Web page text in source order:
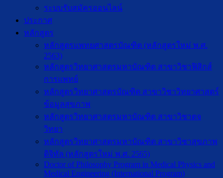
ระบบรับสมัครออนไลน์
ประกาศ
หลักสูตร
หลักสูตรแพทยศาสตรบัณฑิต (หลักสูตรใหม่ พ.ศ.
2563)
หลักสูตรวิทยาศาสตรมหาบัณฑิต สาขาวิชาฟิสิกส์
การแพทย์
หลักสูตรวิทยาศาสตรบัณฑิต สาขาวิชาวิทยาศาสตร์
ข้อมูลสุขภาพ
หลักสูตรวิทยาศาสตรมหาบัณฑิต สาขาวิชาตจ
วิทยา
หลักสูตรวิทยาศาสตรมหาบัณฑิต สาขาวิชาสุขภาพ
ดิจิทัล (หลักสูตรใหม่ พ.ศ. 2565)
Doctor of Philosophy Program in Medical Physics and
Medical Engineering (International Program)